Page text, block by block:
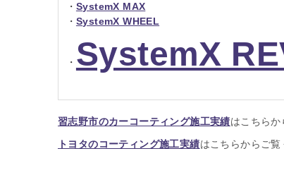
・ SystemX MAX
・ SystemX WHEEL
・ SystemX
習志野市のカーコーティング施工実績はこちらか
トヨタのコーティング施工実績はこちらからご覧